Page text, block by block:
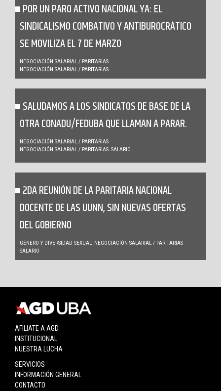
POR UN PARO ACTIVO NACIONAL YA: EL
SINDICALISMO COMBATIVO Y ANTIBUROCRÁTICO
SE MOVILIZA EL 7 DE MARZO
NEGOCIACIÓN SALARIAL / PARITARIAS
NEGOCIACIÓN SALARIAL / PARITARIAS
SALUDAMOS A LOS SINDICATOS DE BASE DE LA
OTRA CONADU/FEDUBA QUE LLAMAN A PARAR.
NEGOCIACIÓN SALARIAL / PARITARIAS
NEGOCIACIÓN SALARIAL / PARITARIAS SALARIO
2DA REUNIÓN DE LA PARITARIA NACIONAL
DOCENTE DE LAS UUNN, SIN NUEVAS OFERTAS
DEL GOBIERNO
GÉNERO Y DIVERSIDAD SEXUAL
NEGOCIACIÓN SALARIAL / PARITARIAS
SALARIO
AFILIATE A AGD
INSTITUCIONAL
NUESTRA LUCHA
SERVICIOS
INFORMACIÓN GENERAL
CONTACTO